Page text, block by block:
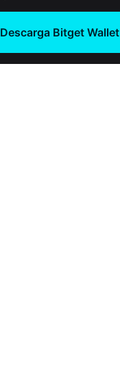
Descarga Bitget Wallet